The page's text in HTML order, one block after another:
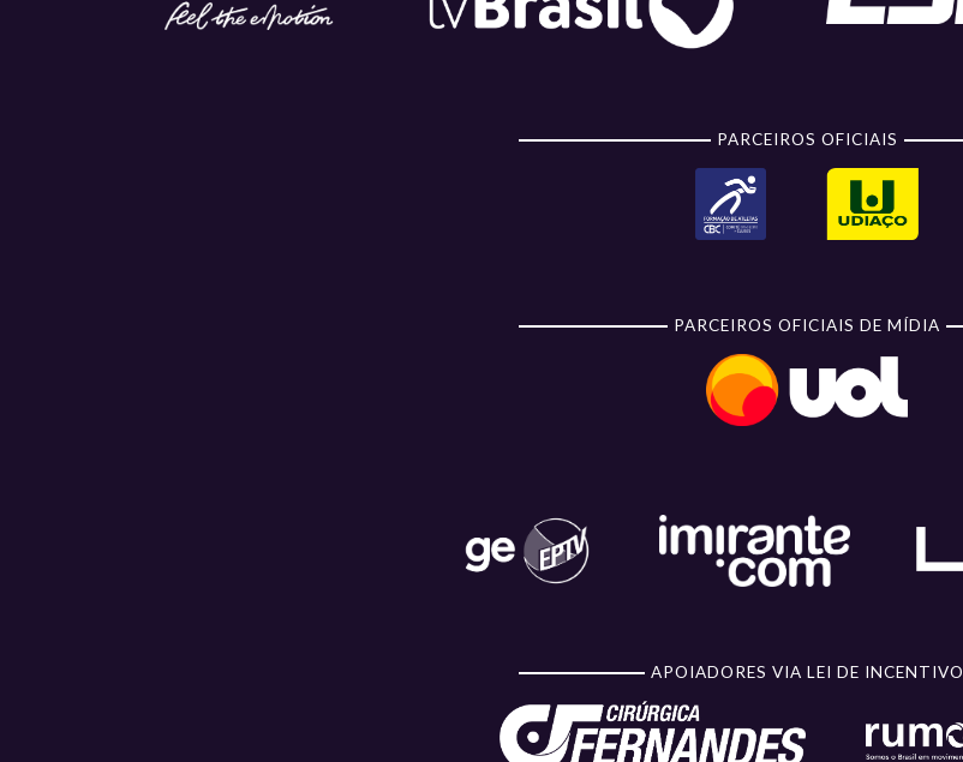
PARCEIROS OFICIAIS
PARCEIROS OFICIAIS DE MÍDIA
APOIADORES VIA LEI DE INCENTIVO